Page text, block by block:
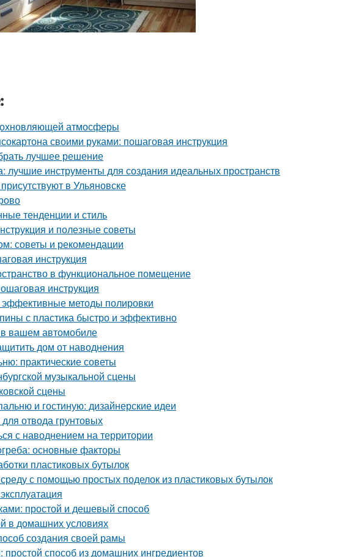
атмосферы
своими руками: пошаговая инструкция
лучшее решение
инструменты для создания идеальных пространств
в Ульяновске
тенденции и стиль
и полезные советы
советы и рекомендации
инструкция
в функциональное помещение
инструкция
эффективные методы полировки
с пластика быстро и эффективно
вашем автомобиле
дом от наводнения
практические советы
музыкальной сцены
сцены
и гостиную: дизайнерские идеи
отвода грунтовых
с наводнением на территории
основные факторы
пластиковых бутылок
с помощью простых поделок из пластиковых бутылок
простой и дешевый способ
в домашних условиях
создания своей рамы
способ из домашних ингредиентов